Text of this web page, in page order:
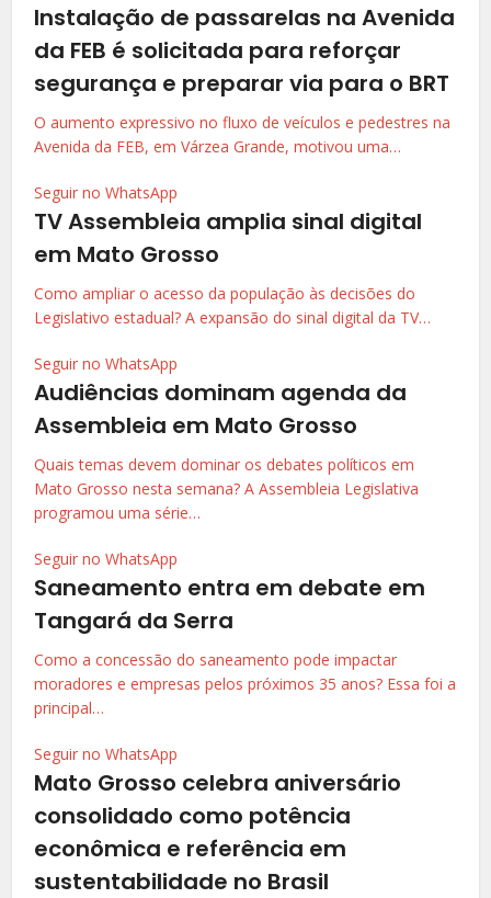
Instalação de passarelas na Avenida
da FEB é solicitada para reforçar
segurança e preparar via para o BRT
O aumento expressivo no fluxo de veículos e pedestres na
Avenida da FEB, em Várzea Grande, motivou uma…
Seguir no WhatsApp
TV Assembleia amplia sinal digital
em Mato Grosso
Como ampliar o acesso da população às decisões do
Legislativo estadual? A expansão do sinal digital da TV…
Seguir no WhatsApp
Audiências dominam agenda da
Assembleia em Mato Grosso
Quais temas devem dominar os debates políticos em
Mato Grosso nesta semana? A Assembleia Legislativa
programou uma série…
Seguir no WhatsApp
Saneamento entra em debate em
Tangará da Serra
Como a concessão do saneamento pode impactar
moradores e empresas pelos próximos 35 anos? Essa foi a
principal…
Seguir no WhatsApp
Mato Grosso celebra aniversário
consolidado como potência
econômica e referência em
sustentabilidade no Brasil